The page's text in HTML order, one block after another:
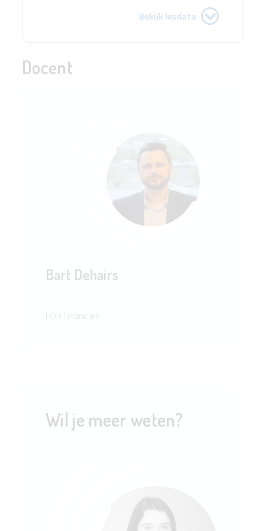
Bekijk lesdata
Docent
Bart Dehairs
FOD Financiën
Wil je meer weten?